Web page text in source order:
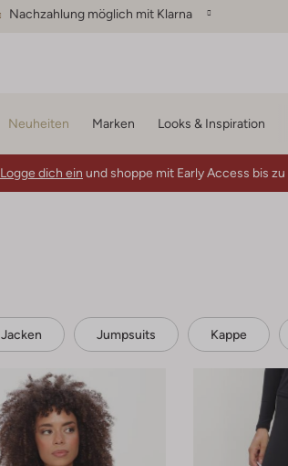
Nachzahlung möglich mit Klarna
Neuheiten Marken Looks & Inspiration
Logge dich ein und shoppe mit Early Access bis zu
Jacken Jumpsuits Kappe